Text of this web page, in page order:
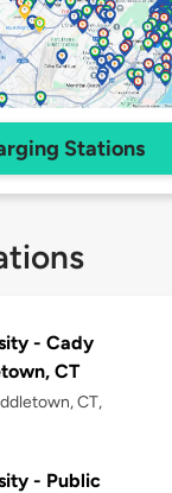
Stations
- Cady
CT
CT,
- Public